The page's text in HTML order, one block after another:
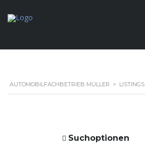
AUTOMOBILFACHBETRIEB MÜLLER > LISTINGS
Suchoptionen